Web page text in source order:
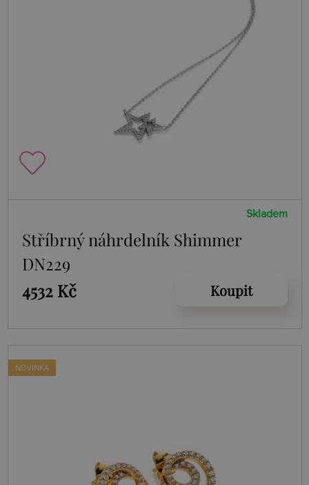
Skladem
Stříbrný náhrdelník Shimmer
DN229
4532 Kč
Koupit
NOVINKA